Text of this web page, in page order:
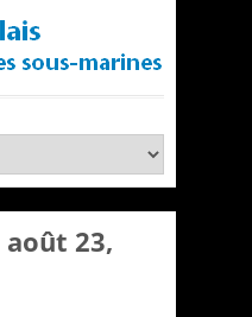
août 23,